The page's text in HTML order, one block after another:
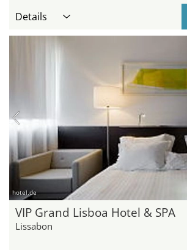
Details
hotel.de
VIP Grand Lisboa Hotel & SPA
Lissabon